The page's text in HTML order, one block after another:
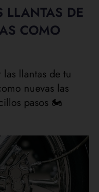
LLANTAS DE
COMO
llantas de tu
nuevas las
pasos 🏍️